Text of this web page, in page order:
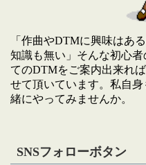
「作曲やDTMに興味はあ
知識も無い」そんな初心
てのDTMをご案内出来れ
せて頂いています。私自
緒にやってみませんか。
SNSフォローボタン